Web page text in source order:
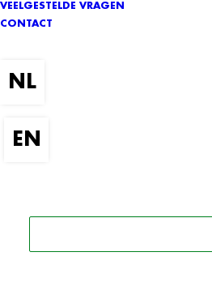
VEELGESTELDE VRAGEN
CONTACT